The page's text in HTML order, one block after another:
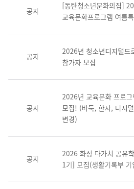
공지
[동탄청소년문화의집]
교육문화프로그램 여름
공지
2026년 청소년디지털드
참가자 모집
공지
2026년 교육문화 프로
모집! (바둑, 한자, 디지
변경)
공지
2026 화성 다가치 공유
1기] 모집(생활기록부 기